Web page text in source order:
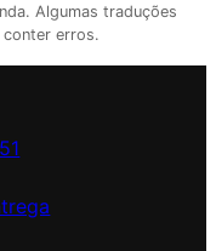
Algumas traduções
erros.